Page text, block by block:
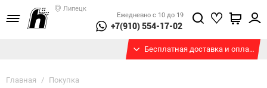
Липецк
Ежедневно с 10 до 19
+7(910) 554-17-02
Бесплатная доставка и оплата при получении
Главная / Покупка